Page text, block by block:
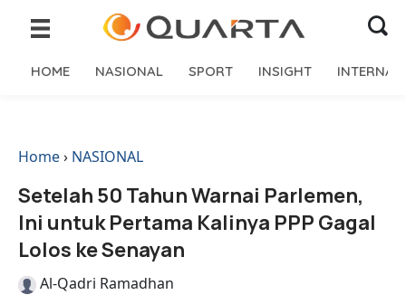
HOME NASIONAL SPORT INSIGHT
Home› NASIONAL
Setelah 50 Tahun Warnai Parlemen,
Ini untuk Pertama Kalinya PPP Gagal
Lolos ke Senayan
Al-Qadri Ramadhan